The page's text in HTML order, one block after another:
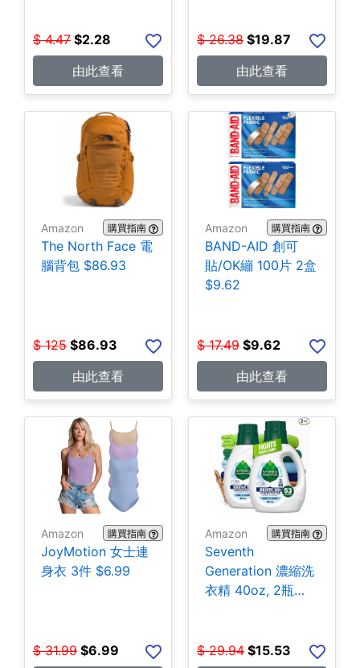
$ 4.47 $2.28
由此查看
$ 26.38 $19.87
由此查看
Amazon 購買指南
The North Face 電
腦背包 $86.93
$ 125 $86.93
由此查看
Amazon 購買指南
BAND-AID 創可
貼/OK繃 100片 2盒
$9.62
$ 17.49 $9.62
由此查看
Amazon 購買指南
JoyMotion 女士連
身衣 3件 $6.99
$ 31.99 $6.99
Amazon 購買指南
Seventh
Generation 濃縮洗
衣精 40oz, 2瓶
$ 29.94 $15.53